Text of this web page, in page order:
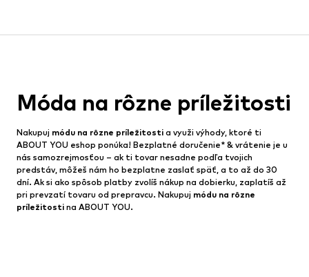
Móda na rôzne príležitosti
Nakupuj módu na rôzne príležitosti a využi výhody, ktoré ti
ABOUT YOU eshop ponúka! Bezplatné doručenie* & vrátenie je u
nás samozrejmosťou – ak ti tovar nesadne podľa tvojich
predstáv, môžeš nám ho bezplatne zaslať späť, a to až do 30
dní. Ak si ako spôsob platby zvolíš nákup na dobierku, zaplatíš až
pri prevzatí tovaru od prepravcu. Nakupuj módu na rôzne
príležitosti na ABOUT YOU.